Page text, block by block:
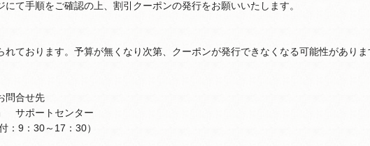
て手順をご確認の上、割引クーポンの発行をお願いいたします。
れております。予算が無くなり次第、クーポンが発行できなくなる可能性があり
問合せ先
」 サポートセンター
9：30～17：30）